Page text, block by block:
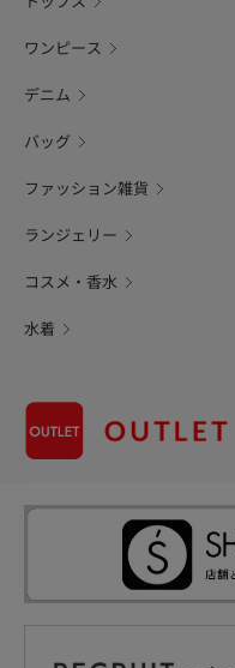
ワンピース
デニム
バッグ
ファッション雑貨
ランジェリー
コスメ・香水
水着